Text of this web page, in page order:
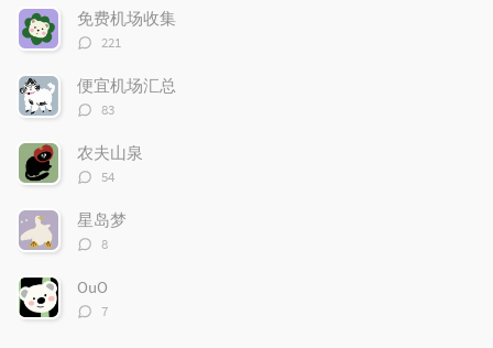
文
章
免费机场收集
评
数：
221
便宜机场汇总
评
数：
83
农夫山泉
评
数：
54
星岛梦
评
数：
8
OuO
评
7